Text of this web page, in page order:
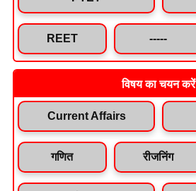
REET -----
विषय का चयन करें
Current Affairs
गणित रीजनिंग